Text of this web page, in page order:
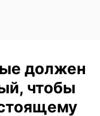
должен
чтобы